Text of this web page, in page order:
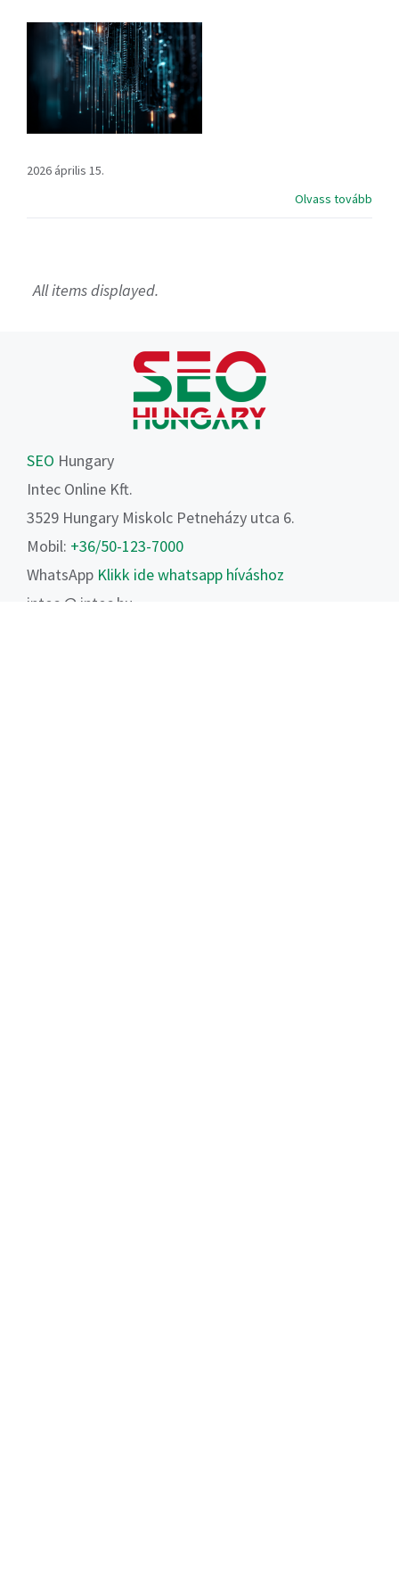
2026 április 15.
Olvass tovább
Intec Online Kft.
3529 Hungary Miskolc Petneházy utca 6.
Mobil:+36/50-123-7000
WhatsAppKlikk ide whatsapp híváshoz
intec @ intec.hu
https://seohun.hu